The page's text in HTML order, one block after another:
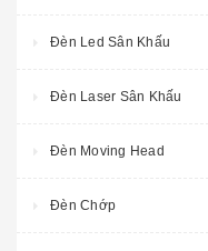
Đèn Led Sân Khấu
Đèn Laser Sân Khấu
Đèn Moving Head
Đèn Chớp